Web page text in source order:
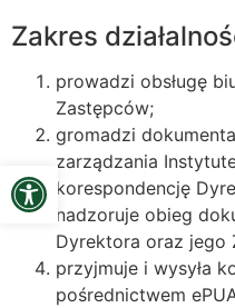
Open toolbar
Zakres
prowadzi obsługę
Zastępców;
gromadzi
zarządzania
korespondencję
nadzoruje obieg
Dyrektora oraz jego
przyjmuje i wysyła
pośrednictwem